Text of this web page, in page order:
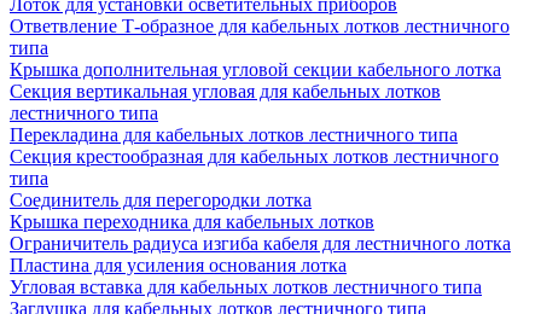
Лоток для установки осветительных приборов
Ответвление Т-образное для кабельных лотков лестничного
типа
Крышка дополнительная угловой секции кабельного лотка
Секция вертикальная угловая для кабельных лотков
лестничного типа
Перекладина для кабельных лотков лестничного типа
Секция крестообразная для кабельных лотков лестничного
типа
Соединитель для перегородки лотка
Крышка переходника для кабельных лотков
Ограничитель радиуса изгиба кабеля для лестничного лотка
Пластина для усиления основания лотка
Угловая вставка для кабельных лотков лестничного типа
Заглушка для кабельных лотков лестничного типа